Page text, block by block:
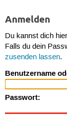
Anmelden
Du kannst dich
Falls du dein
zusenden lassen.
Benutzername
Passwort: